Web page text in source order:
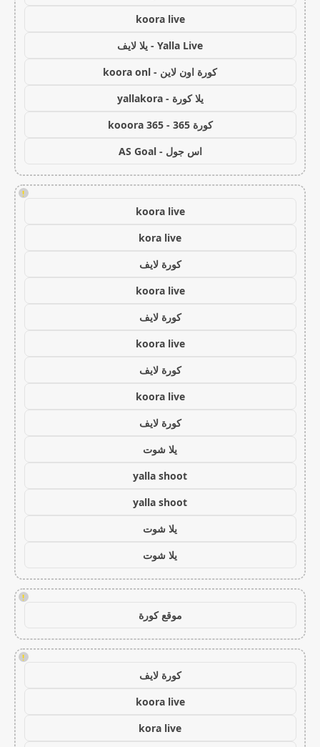
koora live
Yalla Live - يلا لايف
كورة اون لاين - koora onl
يلا كورة - yallakora
كورة 365 - kooora 365
اس جول - AS Goal
!
koora live
kora live
كورة لايف
koora live
كورة لايف
koora live
كورة لايف
koora live
كورة لايف
يلا شوت
yalla shoot
yalla shoot
يلا شوت
يلا شوت
!
موقع كورة
!
كورة لايف
koora live
kora live